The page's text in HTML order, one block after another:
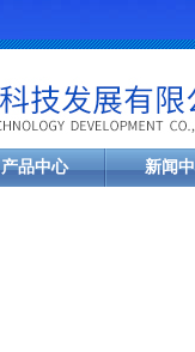
产品中心 新闻